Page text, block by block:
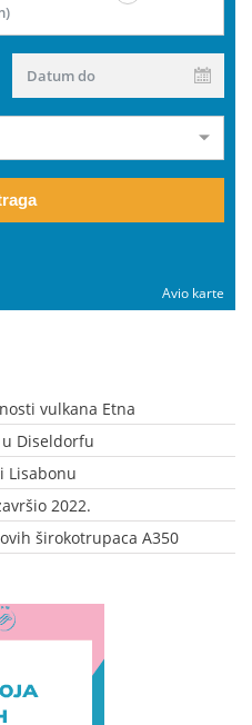
Datum do
Avio karte
vulkana Etna
Diseldorfu
Lisabonu
2022.
širokotrupaca A350